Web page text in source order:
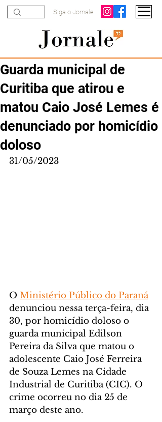
Siga o Jornale
Guarda municipal de
Curitiba que atirou e
matou Caio José Lemes é
denunciado por homicídio
doloso
31/05/2023
O Ministério Público do Paraná
denunciou nessa terça-feira, dia
30, por homicídio doloso o
guarda municipal Edilson
Pereira da Silva que matou o
adolescente Caio José Ferreira
de Souza Lemes na Cidade
Industrial de Curitiba (CIC). O
crime ocorreu no dia 25 de
março deste ano.